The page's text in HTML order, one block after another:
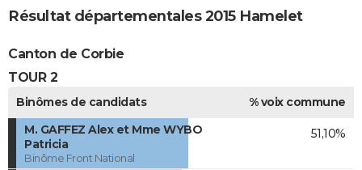
Résultat départementales 2015 Hamelet
Canton de Corbie
TOUR 2
Binômes de candidats
% voix commune
M. GAFFEZ Alex et Mme WYBO
Patricia
Binôme Front National
51,10%